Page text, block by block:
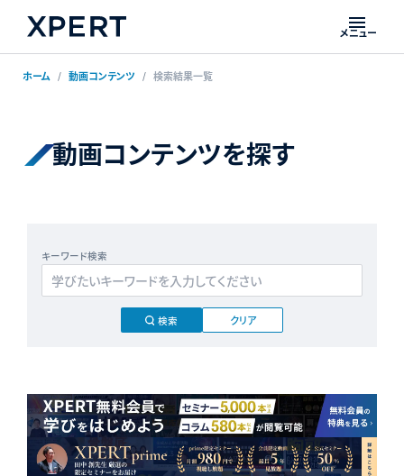
メニュー
ホーム 動画コンテンツ 検索結果一覧
動画コンテンツを探す
キーワード検索
検索 クリア